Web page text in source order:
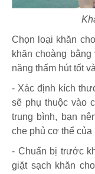
Chọn loại khăn
khăn choàng
năng thấm hút tốt
- Xác định kích
sẽ phụ thuộc vào
trung bình, bạn
che phủ cơ thể của
- Chuẩn bị trước
giặt sạch khăn